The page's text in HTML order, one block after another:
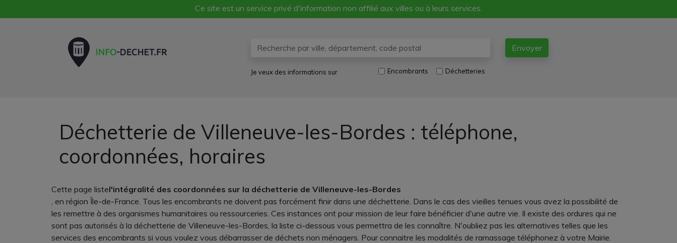
Ce site est un service privé d'information non affilié aux villes ou à leurs services.
Envoyer
Je veux des informations sur Encombrants Déchetteries
Déchetterie de Villeneuve-les-Bordes : téléphone,
coordonnées, horaires
Cette page listel'intégralité des coordonnées sur la déchetterie de Villeneuve-les-Bordes
, en région Île-de-France. Tous les encombrants ne doivent pas forcément finir dans une déchetterie. Dans le cas des vieilles tenues vous avez la possibilité de
les remettre à des organismes humanitaires ou ressourceries. Ces instances ont pour mission de leur faire bénéficier d'une autre vie. Il existe des ordures qui ne
sont pas autorisés à la déchetterie de Villeneuve-les-Bordes, la liste ci-dessous vous permettra de les connaître. N'oubliez pas les alternatives telles que les
services des encombrants si vous voulez vous débarrasser de déchets non ménagers. Pour connaitre les modalités de ramassage téléphonez à votre Mairie.